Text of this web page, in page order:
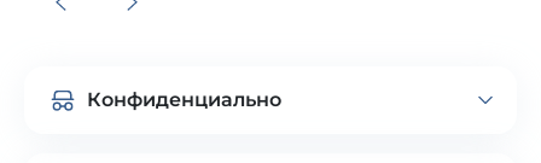
Конфиденциально